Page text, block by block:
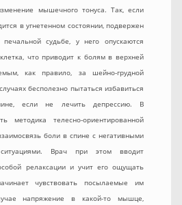
мышечного тонуса. Так, если
в угнетенном состоянии, подвержен
судьбе, у него опускаются
что приводит к болям в верхней
как правило, за шейно-грудной
бесполезно пытаться избавиться
если не лечить депрессию. В
методика телесно-ориентированной
боли в спине с негативными
ситуациями. Врач при этом вводит
релаксации и учит его ощущать
чувствовать посылаемые им
напряжение в какой-то мышце,